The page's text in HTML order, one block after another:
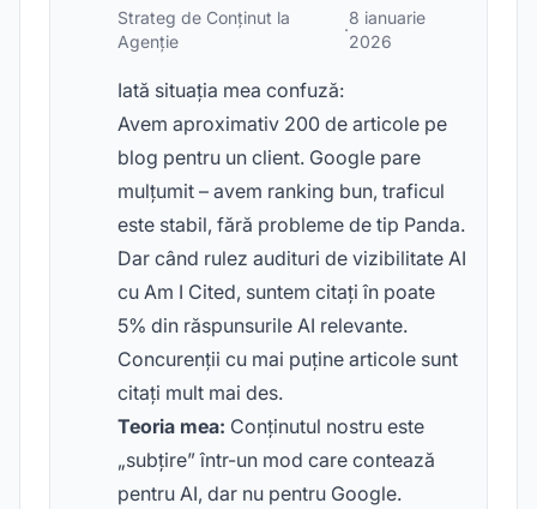
Strateg de Conținut la
Agenție
·
8 ianuarie
2026
Iată situația mea confuză:
Avem aproximativ 200 de articole pe
blog pentru un client. Google pare
mulțumit – avem ranking bun, traficul
este stabil, fără probleme de tip Panda.
Dar când rulez audituri de vizibilitate AI
cu Am I Cited, suntem citați în poate
5% din răspunsurile AI relevante.
Concurenții cu mai puține articole sunt
citați mult mai des.
Teoria mea: Conținutul nostru este
„subțire” într-un mod care contează
pentru AI, dar nu pentru Google.